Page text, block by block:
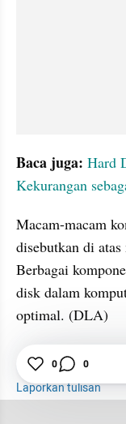
Baca juga: Hard
Kekurangan
Macam-macam
disebutkan di
Berbagai
disk dalam
optimal. (DLA)
Hard Disk
Laporkan tulisan
0 0